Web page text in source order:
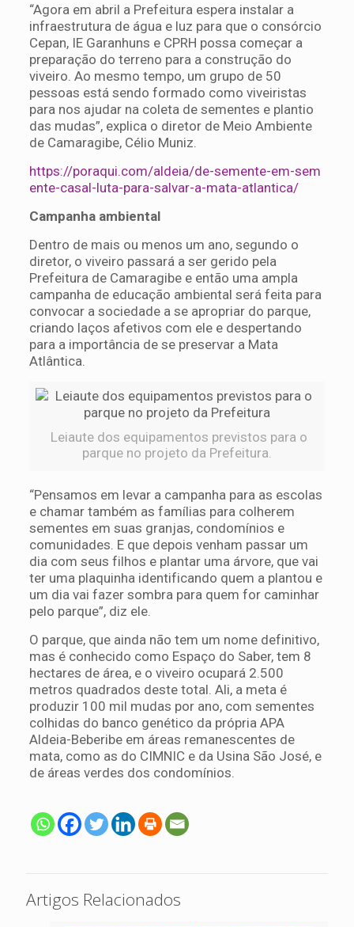
“Agora em abril a Prefeitura espera instalar a
infraestrutura de água e luz para que o consórcio
Cepan, IE Garanhuns e CPRH possa começar a
preparação do terreno para a construção do
viveiro. Ao mesmo tempo, um grupo de 50
pessoas está sendo formado como viveiristas
para nos ajudar na coleta de sementes e plantio
das mudas”, explica o diretor de Meio Ambiente
de Camaragibe, Célio Muniz.
https://poraqui.com/aldeia/de-semente-em-sem
ente-casal-luta-para-salvar-a-mata-atlantica/
Campanha ambiental
Dentro de mais ou menos um ano, segundo o
diretor, o viveiro passará a ser gerido pela
Prefeitura de Camaragibe e então uma ampla
campanha de educação ambiental será feita para
convocar a sociedade a se apropriar do parque,
criando laços afetivos com ele e despertando
para a importância de se preservar a Mata
Atlântica.
Leiaute dos equipamentos previstos para o
parque no projeto da Prefeitura.
“Pensamos em levar a campanha para as escolas
e chamar também as famílias para colherem
sementes em suas granjas, condomínios e
comunidades. E que depois venham passar um
dia com seus filhos e plantar uma árvore, que vai
ter uma plaquinha identificando quem a plantou e
um dia vai fazer sombra para quem for caminhar
pelo parque”, diz ele.
O parque, que ainda não tem um nome definitivo,
mas é conhecido como Espaço do Saber, tem 8
hectares de área, e o viveiro ocupará 2.500
metros quadrados deste total. Ali, a meta é
produzir 100 mil mudas por ano, com sementes
colhidas do banco genético da própria APA
Aldeia-Beberibe em áreas remanescentes de
mata, como as do CIMNIC e da Usina São José, e
de áreas verdes dos condomínios.
Artigos Relacionados